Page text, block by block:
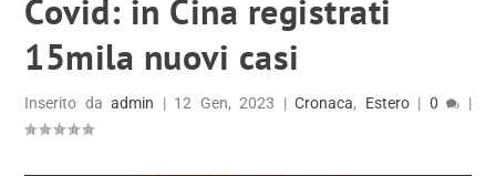
Covid: in Cina registrati
15mila nuovi casi
Inserito daadmin | 12 Gen, 2023 |Cronaca, Estero| 0 |